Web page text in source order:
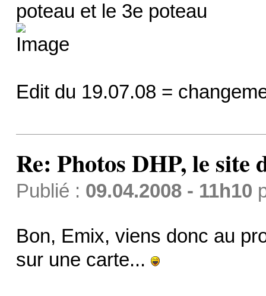
poteau et le 3e poteau
Edit du 19.07.08 =
Re: Photos DHP, le site
Publié : 09.04.2008 - 11h10
Bon, Emix, viens donc au
sur une carte...